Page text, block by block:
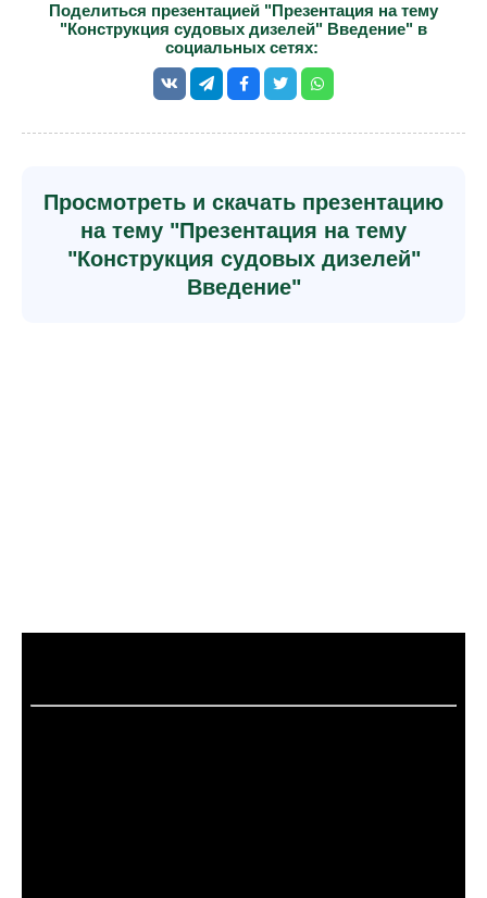
Поделиться презентацией "Презентация на тему
"Конструкция судовых дизелей" Введение" в
социальных сетях:
Просмотреть и скачать презентацию
на тему "Презентация на тему
"Конструкция судовых дизелей"
Введение"